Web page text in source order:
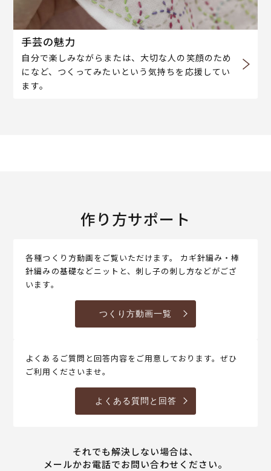
手芸の魅力
自分で楽しみながらまたは、大切な人の笑顔のため
になど、つくってみたいという気持ちを応援してい
ます。
作り方サポート
各種つくり方動画をご覧いただけます。 カギ針編み・棒
針編みの基礎などニットと、刺し子の刺し方などがござ
います。
つくり方動画一覧
よくあるご質問と回答内容をご用意しております。ぜひ
ご利用くださいませ。
よくある質問と回答
それでも解決しない場合は、
メールかお電話でお問い合わせください。